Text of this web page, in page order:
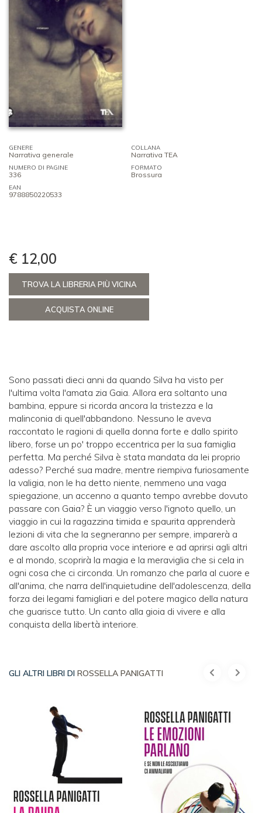
GENERE
Narrativa generale
COLLANA
Narrativa TEA
NUMERO DI PAGINE
336
FORMATO
Brossura
EAN
9788850220533
€ 12,00
TROVA LA LIBRERIA PIÙ VICINA
ACQUISTA ONLINE
Sono passati dieci anni da quando Silva ha visto per
l'ultima volta l'amata zia Gaia. Allora era soltanto una
bambina, eppure si ricorda ancora la tristezza e la
malinconia di quell'abbandono. Nessuno le aveva
raccontato le ragioni di quella donna forte e dallo spirito
libero, forse un po' troppo eccentrica per la sua famiglia
perfetta. Ma perché Silva è stata mandata da lei proprio
adesso? Perché sua madre, mentre riempiva furiosamente
la valigia, non le ha detto niente, nemmeno una vaga
spiegazione, un accenno a quanto tempo avrebbe dovuto
passare con Gaia? È un viaggio verso l'ignoto quello, un
viaggio in cui la ragazzina timida e spaurita apprenderà
lezioni di vita che la segneranno per sempre, imparerà a
dare ascolto alla propria voce interiore e ad aprirsi agli altri
e al mondo, scoprirà la magia e la meraviglia che si cela in
ogni cosa che ci circonda. Un romanzo che parla al cuore e
all'anima, che narra dell'inquietudine dell'adolescenza, della
forza dei legami famigliari e del potere magico della natura
che guarisce tutto. Un canto alla gioia di vivere e alla
conquista della libertà interiore.
GLI ALTRI LIBRI DI ROSSELLA PANIGATTI